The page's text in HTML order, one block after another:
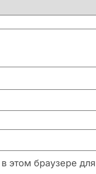
этом браузере